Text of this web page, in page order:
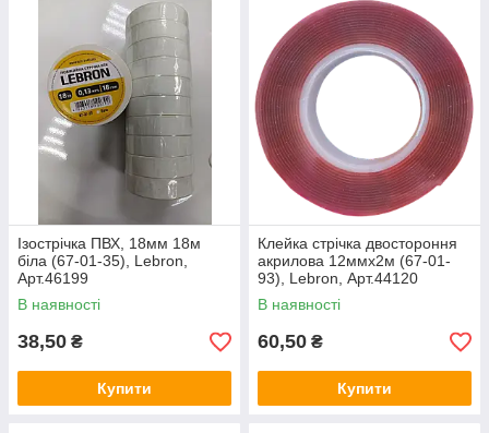
Ізострічка ПВХ, 18мм 18м
біла (67-01-35), Lebron,
Арт.46199
В наявності
38,50 ₴
Купити
Клейка стрічка двостороння
акрилова 12ммх2м (67-01-
93), Lebron, Арт.44120
В наявності
60,50 ₴
Купити